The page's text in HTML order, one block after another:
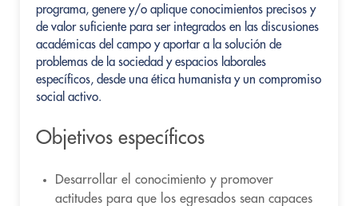
programa, genere y/o aplique conocimientos precisos y
de valor suficiente para ser integrados en las discusiones
académicas del campo y aportar a la solución de
problemas de la sociedad y espacios laborales
específicos, desde una ética humanista y un compromiso
social activo.
Objetivos específicos
Desarrollar el conocimiento y promover
actitudes para que los egresados sean capaces